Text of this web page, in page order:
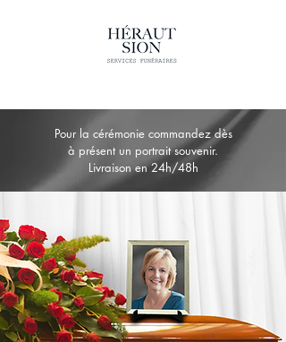
Pour la cérémonie commandez dès
à présent un portrait souvenir.
Livraison en 24h/48h